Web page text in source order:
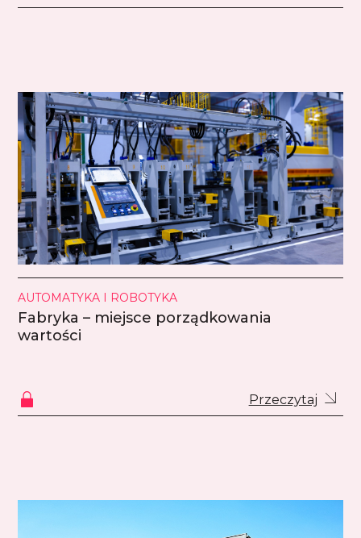
AUTOMATYKA I ROBOTYKA
Fabryka – miejsce porządkowania
wartości
Przeczytaj